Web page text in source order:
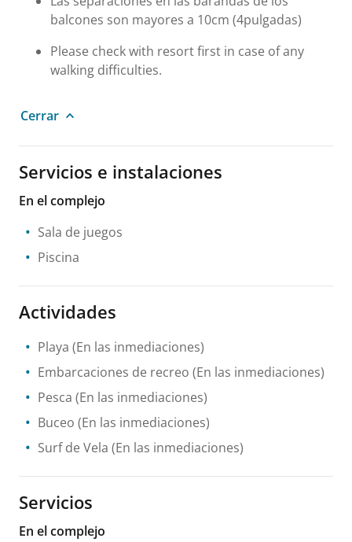
balcones son mayores a 10cm (4pulgadas)
Please check with resort first in case of any
walking difficulties.
Cerrar
Servicios e instalaciones
En el complejo
Sala de juegos
Piscina
Actividades
Playa (En las inmediaciones)
Embarcaciones de recreo (En las inmediaciones)
Pesca (En las inmediaciones)
Buceo (En las inmediaciones)
Surf de Vela (En las inmediaciones)
Servicios
En el complejo